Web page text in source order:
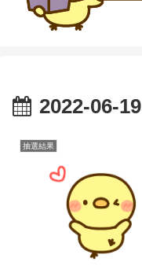
2022-06-19
抽選結果